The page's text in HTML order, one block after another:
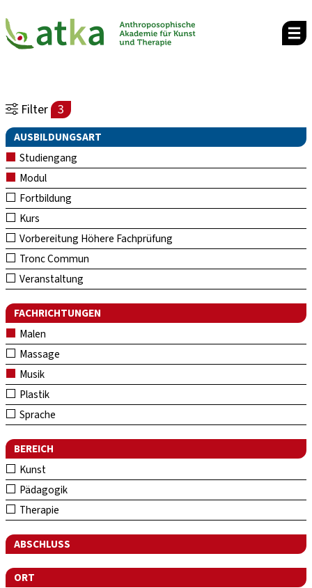
Filter 3
AUSBILDUNGSART
Studiengang
Modul
Fortbildung
Kurs
Vorbereitung Höhere Fachprüfung
Tronc Commun
Veranstaltung
FACHRICHTUNGEN
Malen
Massage
Musik
Plastik
Sprache
BEREICH
Kunst
Pädagogik
Therapie
ABSCHLUSS
ORT